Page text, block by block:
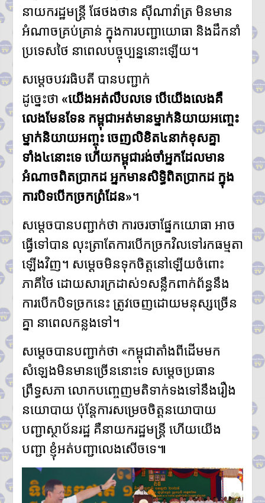
នាយករដ្ឋមន្រ្តី ផែថងថាន ស៊ីណាវ៉ាត្រ មិនមាន
អំណាចគ្រប់គ្រាន់ ក្នុងការបញ្ជាយោធា និងដឹកនាំ
ប្រទេសថៃ នាពេលបច្ចុប្បន្ននោះឡើយ។
សម្តេចបវរធិបតី បានបញ្ជាក់
ដូច្នេះថា «យើងអត់លឹបលទេ បើយើងលេងគឺ
លេងមែនទែន កម្ពុជាអត់មានម្នាក់និយាយអញ្ចេះ
ម្នាក់និយាយអញ្ចុះ ចេញលិខិត៤នាក់ខុសគ្នា
ទាំង៤នោះទេ ហើយកម្ពុជារង់ចាំអ្នកដែលមាន
អំណាចពិតប្រាកដ អ្នកមានសិទ្ធិពិតប្រាកដ ក្នុង
ការបិទបើកច្រកព្រំដែន»។
សម្តេចបានបញ្ជាក់ថា ការចរចាផ្នែកយោធា អាច
ធ្វើទៅបាន លុះត្រាតែការបើកច្រកវិលទៅរកធម្មតា
ឡើងវិញ។ សម្តេចមិនទុកចិត្តនៅឡើយចំពោះ
ភាគីថៃ ដោយសារក្រដាស់១សន្លឹកពាក់ព័ន្ធនឹង
ការបើកបិទច្រកនេះ ត្រូវចេញដោយមនុស្សច្រើន
គ្នា នាពេលកន្លងទៅ។
សម្តេចបានបញ្ជាក់ថា «កម្ពុជាតាំងពីដើមមក
សំឡេងមិនមានច្រើននោះទេ សម្តេចប្រធាន
ព្រឹទ្ធសភា លោកបញ្ចេញមតិទាក់ទងទៅនឹងរឿង
នយោបាយ ប៉ុន្តែការសម្រេចចិត្តនយោបាយ
បញ្ជាស្ថាប័នរដ្ឋ គឺនាយករដ្ឋមន្រ្តី ហើយយើង
បញ្ជា ខ្ញុំអត់បញ្ជាលេងសើចទេ៕